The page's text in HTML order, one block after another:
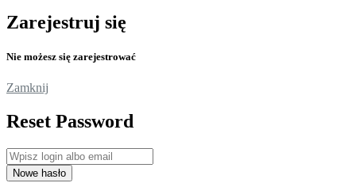
Zarejestruj się
Nie możesz się zarejestrować
Zamknij
Reset Password
Nowe hasło